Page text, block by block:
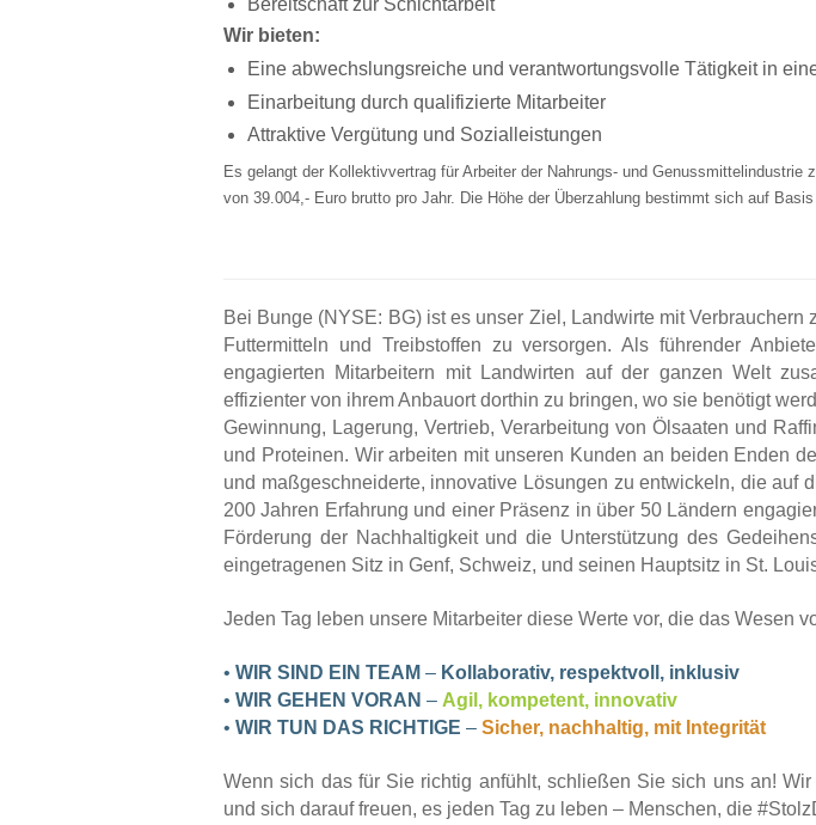
Wir bieten:
Eine abwechslungsreiche und verantwortungsvolle Tätigkeit in
Einarbeitung durch qualifizierte Mitarbeiter
Attraktive Vergütung und Sozialleistungen
Es gelangt der Kollektivvertrag für Arbeiter der Nahrungs- und
von 39.004,- Euro brutto pro Jahr. Die Höhe der Überzahlung bestimmt sich auf
Bei Bunge (NYSE: BG) ist es unser Ziel, Landwirte mit
Futtermitteln und Treibstoffen zu versorgen. Als führender
engagierten Mitarbeitern mit Landwirten auf der ganzen Welt
effizienter von ihrem Anbauort dorthin zu bringen, wo sie benötigt
Gewinnung, Lagerung, Vertrieb, Verarbeitung von Ölsaaten und
und Proteinen. Wir arbeiten mit unseren Kunden an beiden Enden
und maßgeschneiderte, innovative Lösungen zu entwickeln, die auf
200 Jahren Erfahrung und einer Präsenz in über 50 Ländern
Förderung der Nachhaltigkeit und die Unterstützung des
eingetragenen Sitz in Genf, Schweiz, und seinen Hauptsitz in St.
Jeden Tag leben unsere Mitarbeiter diese Werte vor, die das Wesen
• WIR SIND EIN TEAM – Kollaborativ, respektvoll, inklusiv
• WIR GEHEN VORAN – Agil, kompetent, innovativ
• WIR TUN DAS RICHTIGE – Sicher, nachhaltig, mit Integrität
Wenn sich das für Sie richtig anfühlt, schließen Sie sich uns an!
und sich darauf freuen, es jeden Tag zu leben – Menschen, die